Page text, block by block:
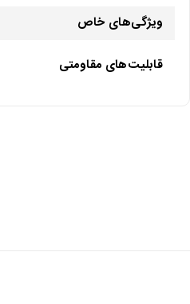
ویژگی‌های خاص
قابلیت‌های مقاومتی